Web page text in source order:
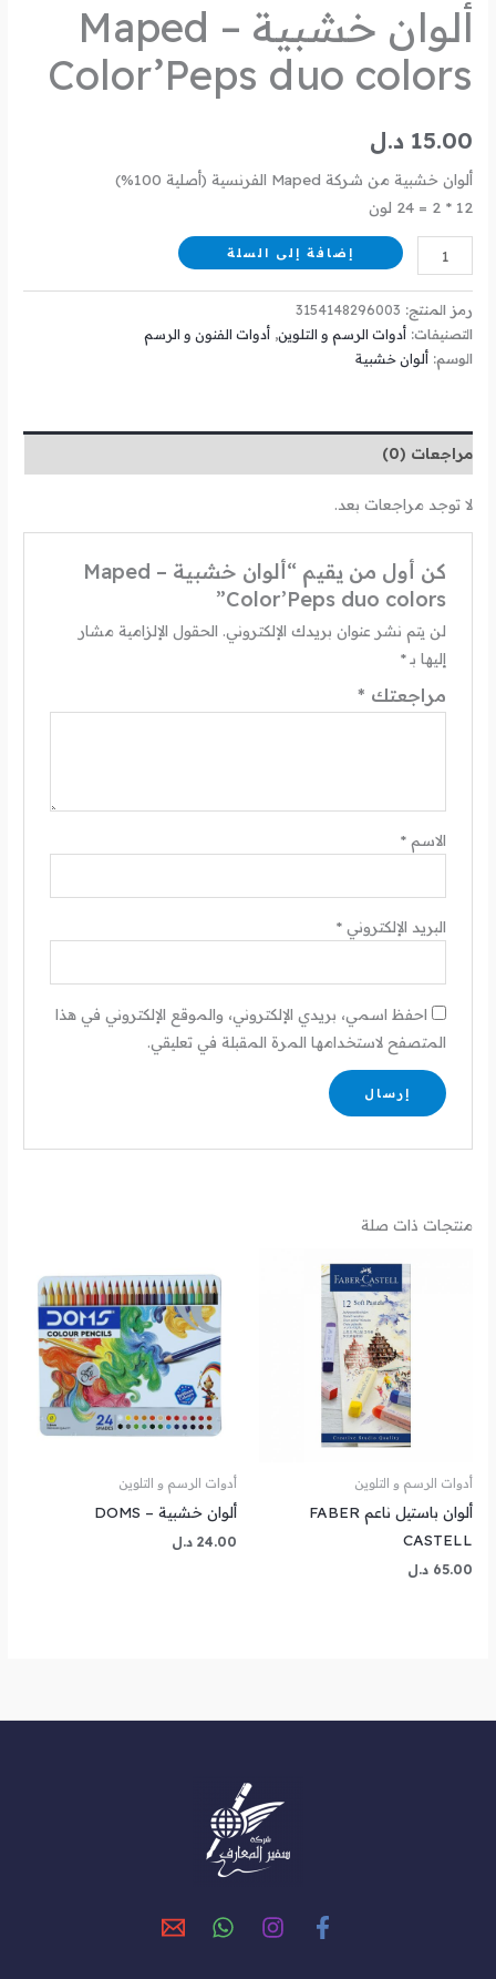
ألوان خشبية – Maped
Color’Peps duo colors
15.00 د.ل
ألوان خشبية من شركة Maped الفرنسية (أصلية 100%)
12 * 2 = 24 لون
إضافة إلى السلة
رمز المنتج: 3154148296003
التصنيفات:أدوات الرسم و التلوين,أدوات الفنون و الرسم
الوسم:ألوان خشبية
مراجعات (0)
لا توجد مراجعات بعد.
كن أول من يقيم “ألوان خشبية – Maped
Color’Peps duo colors”
لن يتم نشر عنوان بريدك الإلكتروني. الحقول الإلزامية مشار
إليها بـ*
مراجعتك *
الاسم *
البريد الإلكتروني *
احفظ اسمي، بريدي الإلكتروني، والموقع الإلكتروني في هذا
المتصفح لاستخدامها المرة المقبلة في تعليقي.
منتجات ذات صلة
أدوات الرسم و التلوين
ألوان باستيل ناعم FABER
CASTELL
65.00 د.ل
أدوات الرسم و التلوين
ألوان خشبية – DOMS
24.00 د.ل